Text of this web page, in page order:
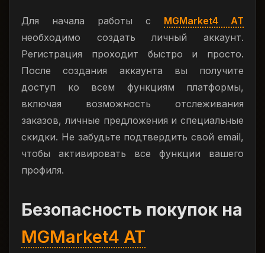
Для начала работы с MGMarket4 AT
необходимо создать личный аккаунт.
Регистрация проходит быстро и просто.
После создания аккаунта вы получите
доступ ко всем функциям платформы,
включая возможность отслеживания
заказов, личные предложения и специальные
скидки. Не забудьте подтвердить свой email,
чтобы активировать все функции вашего
профиля.
Безопасность покупок на
MGMarket4 AT